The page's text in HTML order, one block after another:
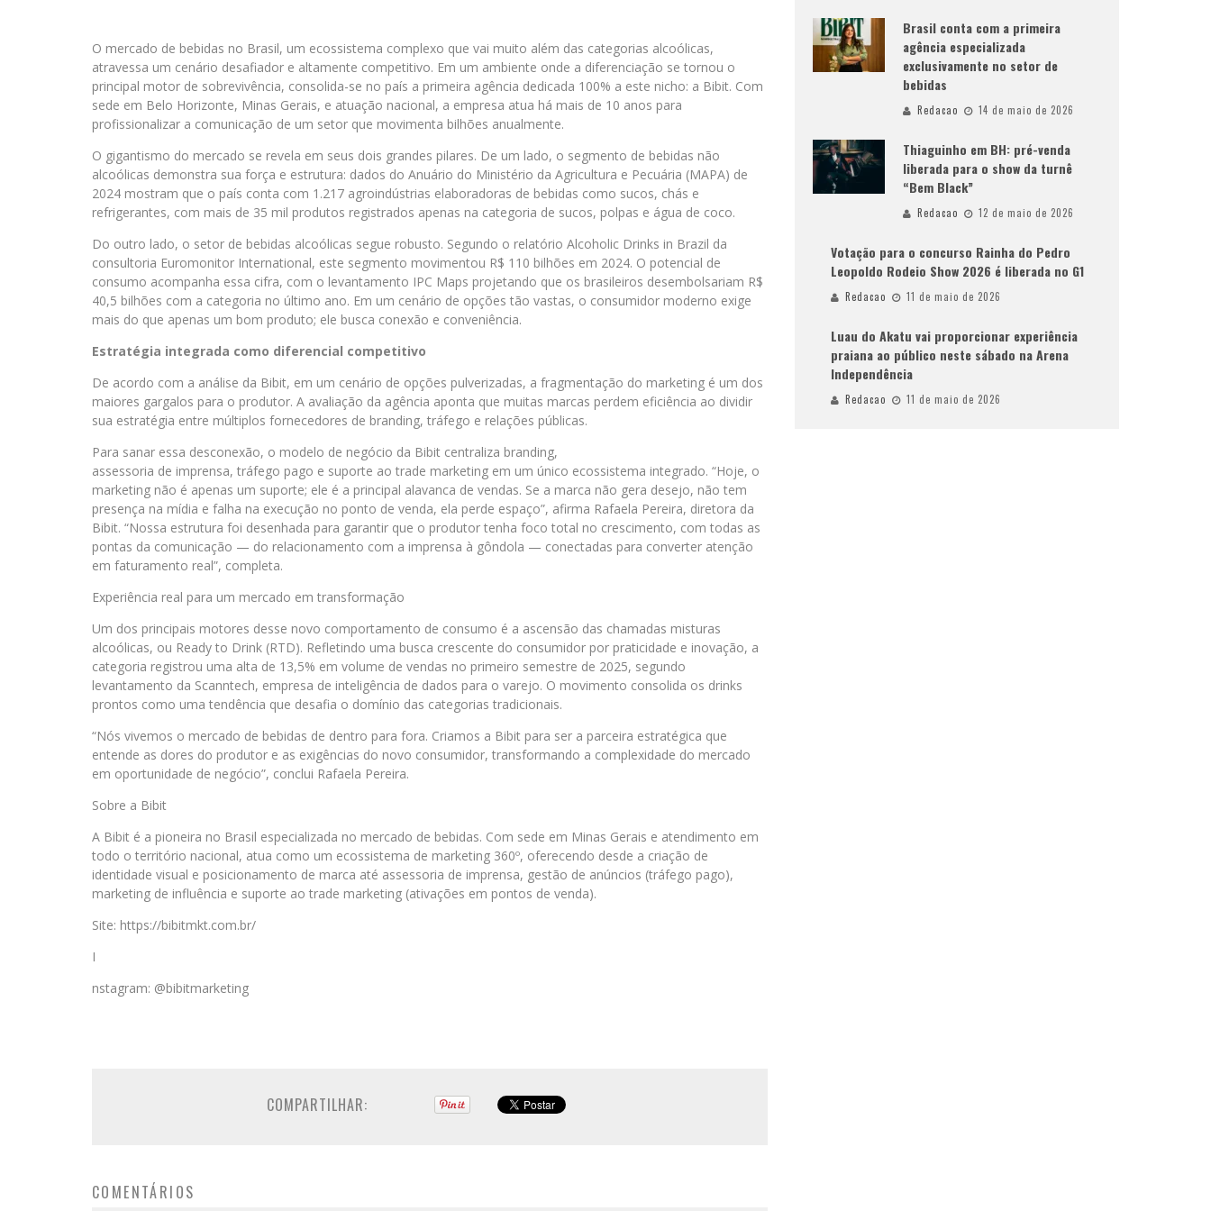
O mercado de bebidas no Brasil, um ecossistema complexo que vai muito além das categorias alcoólicas,
atravessa um cenário desafiador e altamente competitivo. Em um ambiente onde a diferenciação se tornou o
principal motor de sobrevivência, consolida-se no país a primeira agência dedicada 100% a este nicho: a Bibit. Com
sede em Belo Horizonte, Minas Gerais, e atuação nacional, a empresa atua há mais de 10 anos para
profissionalizar a comunicação de um setor que movimenta bilhões anualmente.
O gigantismo do mercado se revela em seus dois grandes pilares. De um lado, o segmento de bebidas não
alcoólicas demonstra sua força e estrutura: dados do Anuário do Ministério da Agricultura e Pecuária (MAPA) de
2024 mostram que o país conta com 1.217 agroindústrias elaboradoras de bebidas como sucos, chás e
refrigerantes, com mais de 35 mil produtos registrados apenas na categoria de sucos, polpas e água de coco.
Do outro lado, o setor de bebidas alcoólicas segue robusto. Segundo o relatório Alcoholic Drinks in Brazil da
consultoria Euromonitor International, este segmento movimentou R$ 110 bilhões em 2024. O potencial de
consumo acompanha essa cifra, com o levantamento IPC Maps projetando que os brasileiros desembolsariam R$
40,5 bilhões com a categoria no último ano. Em um cenário de opções tão vastas, o consumidor moderno exige
mais do que apenas um bom produto; ele busca conexão e conveniência.
Estratégia integrada como diferencial competitivo
De acordo com a análise da Bibit, em um cenário de opções pulverizadas, a fragmentação do marketing é um dos
maiores gargalos para o produtor. A avaliação da agência aponta que muitas marcas perdem eficiência ao dividir
sua estratégia entre múltiplos fornecedores de branding, tráfego e relações públicas.
Para sanar essa desconexão, o modelo de negócio da Bibit centraliza branding,
assessoria de imprensa, tráfego pago e suporte ao trade marketing em um único ecossistema integrado. “Hoje, o
marketing não é apenas um suporte; ele é a principal alavanca de vendas. Se a marca não gera desejo, não tem
presença na mídia e falha na execução no ponto de venda, ela perde espaço”, afirma Rafaela Pereira, diretora da
Bibit. “Nossa estrutura foi desenhada para garantir que o produtor tenha foco total no crescimento, com todas as
pontas da comunicação — do relacionamento com a imprensa à gôndola — conectadas para converter atenção
em faturamento real”, completa.
Experiência real para um mercado em transformação
Um dos principais motores desse novo comportamento de consumo é a ascensão das chamadas misturas
alcoólicas, ou Ready to Drink (RTD). Refletindo uma busca crescente do consumidor por praticidade e inovação, a
categoria registrou uma alta de 13,5% em volume de vendas no primeiro semestre de 2025, segundo
levantamento da Scanntech, empresa de inteligência de dados para o varejo. O movimento consolida os drinks
prontos como uma tendência que desafia o domínio das categorias tradicionais.
“Nós vivemos o mercado de bebidas de dentro para fora. Criamos a Bibit para ser a parceira estratégica que
entende as dores do produtor e as exigências do novo consumidor, transformando a complexidade do mercado
em oportunidade de negócio”, conclui Rafaela Pereira.
Sobre a Bibit
A Bibit é a pioneira no Brasil especializada no mercado de bebidas. Com sede em Minas Gerais e atendimento em
todo o território nacional, atua como um ecossistema de marketing 360º, oferecendo desde a criação de
identidade visual e posicionamento de marca até assessoria de imprensa, gestão de anúncios (tráfego pago),
marketing de influência e suporte ao trade marketing (ativações em pontos de venda).
Site: https://bibitmkt.com.br/
I
nstagram: @bibitmarketing
COMPARTILHAR:
COMENTÁRIOS
Brasil conta com a primeira
agência especializada
exclusivamente no setor de
bebidas
Redacao 14 de maio de 2026
Thiaguinho em BH: pré-venda
liberada para o show da turnê
“Bem Black”
Redacao 12 de maio de 2026
Votação para o concurso Rainha do Pedro
Leopoldo Rodeio Show 2026 é liberada no G1
Redacao 11 de maio de 2026
Luau do Akatu vai proporcionar experiência
praiana ao público neste sábado na Arena
Independência
Redacao 11 de maio de 2026